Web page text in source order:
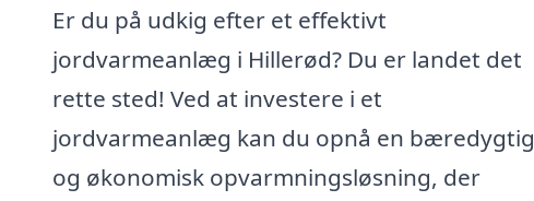
Er du på udkig efter et effektivt
jordvarmeanlæg i Hillerød? Du er landet det
rette sted! Ved at investere i et
jordvarmeanlæg kan du opnå en bæredygtig
og økonomisk opvarmningsløsning, der